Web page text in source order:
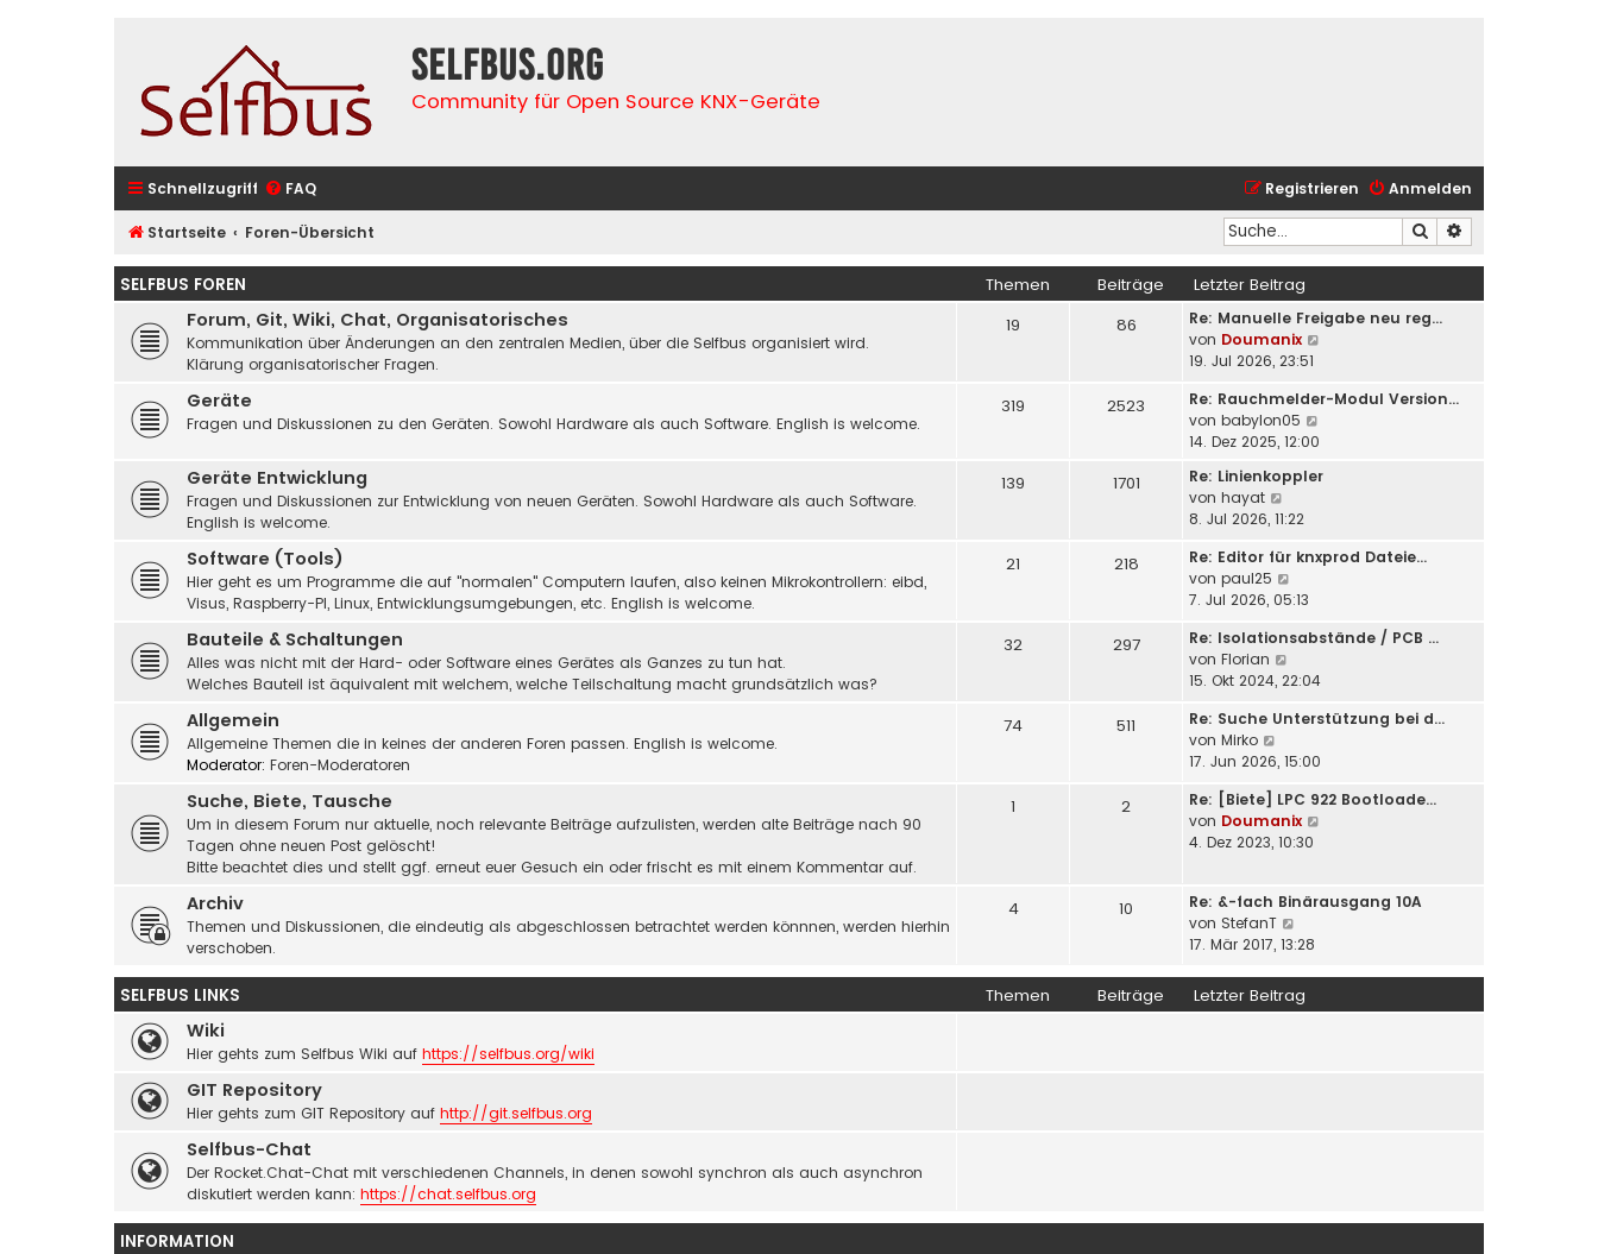
selfbus.org
Community für Open Source KNX-Geräte
Schnellzugriff FAQ Anmelden
Registrieren
Startseite Foren-Übersicht Suche
SELFBUS FOREN Themen Beiträge Letzter Beitrag
Forum, Git, Wiki, Chat, Organisatorisches
Kommunikation über Änderungen an den zentralen Medien, über die Selfbus organisiert wird.
Klärung organisatorischer Fragen.
19 86
Re: Manuelle Freigabe neu reg…
von Doumanix
e
r
i
g
19. Jul 2026, 23:51
Geräte
Fragen und Diskussionen zu den Geräten. Sowohl Hardware als auch Software. English is welcome.
319 2523
Re: Rauchmelder-Modul Version…
von babylon05
e
r
i
g
14. Dez 2025, 12:00
Geräte Entwicklung
Fragen und Diskussionen zur Entwicklung von neuen Geräten. Sowohl Hardware als auch Software.
English is welcome.
139 1701
Re: Linienkoppler
von hayat
e
e
s
t
r
B
e
r
g
8. Jul 2026, 11:22
Software (Tools)
Hier geht es um Programme die auf "normalen" Computern laufen, also keinen Mikrokontrollern: eibd,
Visus, Raspberry-PI, Linux, Entwicklungsumgebungen, etc. English is welcome.
21 218
Re: Editor für knxprod Dateie…
von paul25
e
e
t
r
e
i
t
r
7. Jul 2026, 05:13
Bauteile & Schaltungen
Alles was nicht mit der Hard- oder Software eines Gerätes als Ganzes zu tun hat.
Welches Bauteil ist äquivalent mit welchem, welche Teilschaltung macht grundsätzlich was?
32 297
Re: Isolationsabstände / PCB …
von Florian
e
e
t
r
B
e
t
r
a
15. Okt 2024, 22:04
Allgemein
Allgemeine Themen die in keines der anderen Foren passen. English is welcome.
Moderator: Foren-Moderatoren
74 511
Re: Suche Unterstützung bei d…
von Mirko
e
e
s
t
B
e
t
r
a
17. Jun 2026, 15:00
Suche, Biete, Tausche
Um in diesem Forum nur aktuelle, noch relevante Beiträge aufzulisten, werden alte Beiträge nach 90
Tagen ohne neuen Post gelöscht!
Bitte beachtet dies und stellt ggf. erneut euer Gesuch ein oder frischt es mit einem Kommentar auf.
1 2
Re: [Biete] LPC 922 Bootloade…
von Doumanix
s
e
4. Dez 2023, 10:30
Archiv
Themen und Diskussionen, die eindeutig als abgeschlossen betrachtet werden könnnen, werden hierhin
verschoben.
4 10
Re: &-fach Binärausgang 10A
von StefanT
e
s
g
17. Mär 2017, 13:28
SELFBUS LINKS Themen Beiträge Letzter Beitrag
Wiki
Hier gehts zum Selfbus Wiki auf https://selfbus.org/wiki
GIT Repository
Hier gehts zum GIT Repository auf http://git.selfbus.org
Selfbus-Chat
Der Rocket.Chat-Chat mit verschiedenen Channels, in denen sowohl synchron als auch asynchron
diskutiert werden kann: https://chat.selfbus.org
INFORMATION